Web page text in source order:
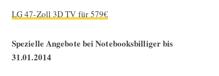
LG 47-Zoll 3D TV für 579€
Spezielle Angebote bei Notebooksbilliger bis
31.01.2014